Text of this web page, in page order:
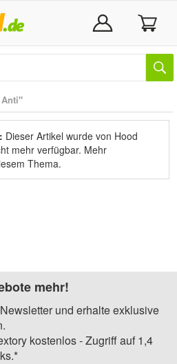
Dieser Artikel wurde von Hood
mehr verfügbar. Mehr
Thema.
mehr!
und erhalte exklusive
kostenlos - Zugriff auf 1,4